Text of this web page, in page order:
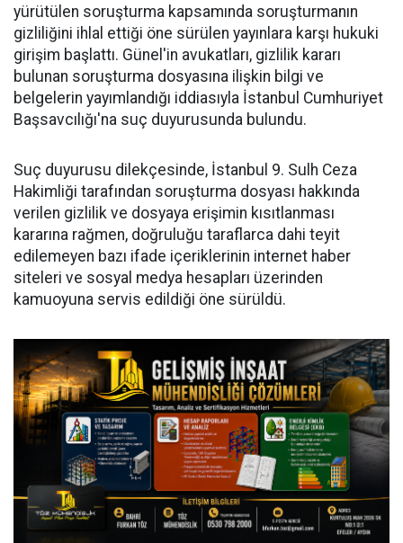
yürütülen soruşturma kapsamında soruşturmanın
gizliliğini ihlal ettiği öne sürülen yayınlara karşı hukuki
girişim başlattı. Günel'in avukatları, gizlilik kararı
bulunan soruşturma dosyasına ilişkin bilgi ve
belgelerin yayımlandığı iddiasıyla İstanbul Cumhuriyet
Başsavcılığı'na suç duyurusunda bulundu.
Suç duyurusu dilekçesinde, İstanbul 9. Sulh Ceza
Hakimliği tarafından soruşturma dosyası hakkında
verilen gizlilik ve dosyaya erişimin kısıtlanması
kararına rağmen, doğruluğu taraflarca dahi teyit
edilemeyen bazı ifade içeriklerinin internet haber
siteleri ve sosyal medya hesapları üzerinden
kamuoyuna servis edildiği öne sürüldü.